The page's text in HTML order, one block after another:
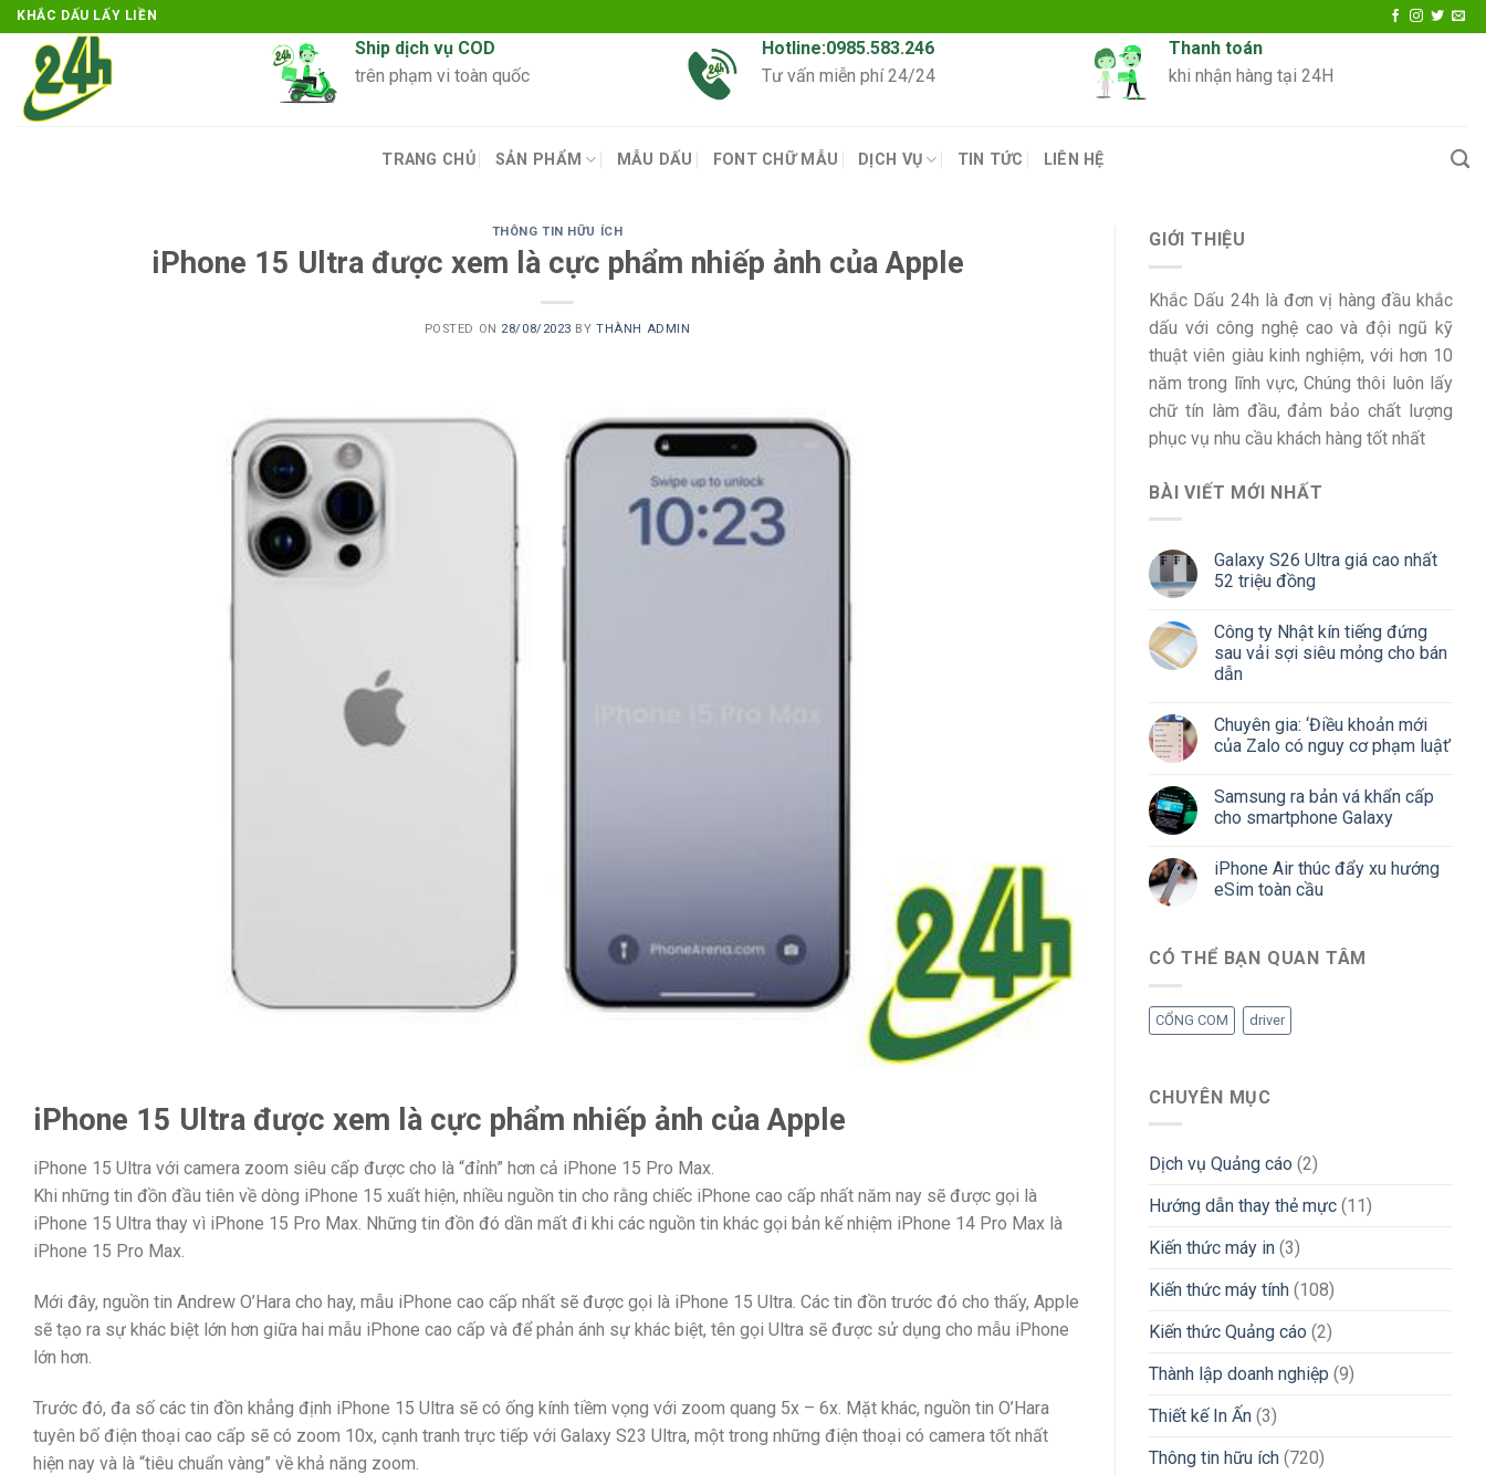
Skip
to
content
KHẮC DẤU LẤY LIỀN
Ship dịch vụ COD
trên phạm vi toàn quốc
Hotline:0985.583.246
Tư vấn miễn phí 24/24
Thanh toán
khi nhận hàng tại 24H
TRANG CHỦ SẢN PHẨM MẪU DẤU FONT CHỮ MẪU DỊCH VỤ TIN TỨC LIÊN HỆ
THÔNG TIN HỮU ÍCH
iPhone 15 Ultra được xem là cực phẩm nhiếp ảnh của Apple
POSTED ON 28/08/2023 BYTHÀNH ADMIN
iPhone 15 Ultra được xem là cực phẩm nhiếp ảnh của Apple
iPhone 15 Ultra với camera zoom siêu cấp được cho là “đỉnh” hơn cả iPhone 15 Pro Max.
Khi những tin đồn đầu tiên về dòng iPhone 15 xuất hiện, nhiều nguồn tin cho rằng chiếc iPhone cao cấp nhất năm nay sẽ được gọi là
iPhone 15 Ultra thay vì iPhone 15 Pro Max. Những tin đồn đó dần mất đi khi các nguồn tin khác gọi bản kế nhiệm iPhone 14 Pro Max là
iPhone 15 Pro Max.
Mới đây, nguồn tin Andrew O’Hara cho hay, mẫu iPhone cao cấp nhất sẽ được gọi là iPhone 15 Ultra. Các tin đồn trước đó cho thấy, Apple
sẽ tạo ra sự khác biệt lớn hơn giữa hai mẫu iPhone cao cấp và để phản ánh sự khác biệt, tên gọi Ultra sẽ được sử dụng cho mẫu iPhone
lớn hơn.
Trước đó, đa số các tin đồn khẳng định iPhone 15 Ultra sẽ có ống kính tiềm vọng với zoom quang 5x – 6x. Mặt khác, nguồn tin O’Hara
tuyên bố điện thoại cao cấp sẽ có zoom 10x, cạnh tranh trực tiếp với Galaxy S23 Ultra, một trong những điện thoại có camera tốt nhất
hiện nay và là “tiêu chuẩn vàng” về khả năng zoom.
GIỚI THIỆU
Khắc Dấu 24h là đơn vị hàng đầu khắc
dấu với công nghệ cao và đội ngũ kỹ
thuật viên giàu kinh nghiệm, với hơn 10
năm trong lĩnh vực, Chúng thôi luôn lấy
chữ tín làm đầu, đảm bảo chất lượng
phục vụ nhu cầu khách hàng tốt nhất
BÀI VIẾT MỚI NHẤT
Galaxy S26 Ultra giá cao nhất
52 triệu đồng
Công ty Nhật kín tiếng đứng
sau vải sợi siêu mỏng cho bán
dẫn
Chuyên gia: ‘Điều khoản mới
của Zalo có nguy cơ phạm luật’
Samsung ra bản vá khẩn cấp
cho smartphone Galaxy
iPhone Air thúc đẩy xu hướng
eSim toàn cầu
CÓ THỂ BẠN QUAN TÂM
CỔNG COM driver
CHUYÊN MỤC
Dịch vụ Quảng cáo (2)
Hướng dẫn thay thẻ mực (11)
Kiến thức máy in (3)
Kiến thức máy tính (108)
Kiến thức Quảng cáo (2)
Thành lập doanh nghiệp (9)
Thiết kế In Ấn (3)
Thông tin hữu ích (720)